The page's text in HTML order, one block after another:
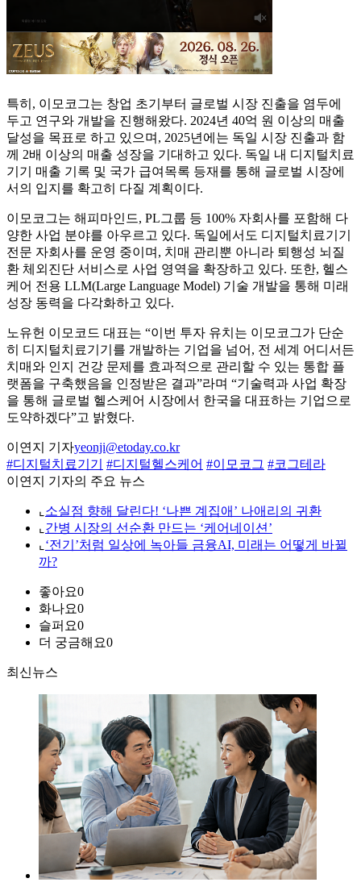
특히, 이모코그는 창업 초기부터 글로벌 시장 진출을 염두에
두고 연구와 개발을 진행해왔다. 2024년 40억 원 이상의 매출
달성을 목표로 하고 있으며, 2025년에는 독일 시장 진출과 함
께 2배 이상의 매출 성장을 기대하고 있다. 독일 내 디지털치료
기기 매출 기록 및 국가 급여목록 등재를 통해 글로벌 시장에
서의 입지를 확고히 다질 계획이다.
이모코그는 해피마인드, PL그룹 등 100% 자회사를 포함해 다
양한 사업 분야를 아우르고 있다. 독일에서도 디지털치료기기
전문 자회사를 운영 중이며, 치매 관리뿐 아니라 퇴행성 뇌질
환 체외진단 서비스로 사업 영역을 확장하고 있다. 또한, 헬스
케어 전용 LLM(Large Language Model) 기술 개발을 통해 미래
성장 동력을 다각화하고 있다.
노유헌 이모코드 대표는 “이번 투자 유치는 이모코그가 단순
히 디지털치료기기를 개발하는 기업을 넘어, 전 세계 어디서든
치매와 인지 건강 문제를 효과적으로 관리할 수 있는 통합 플
랫폼을 구축했음을 인정받은 결과”라며 “기술력과 사업 확장
을 통해 글로벌 헬스케어 시장에서 한국을 대표하는 기업으로
도약하겠다”고 밝혔다.
이연지 기자yeonji@etoday.co.kr
#디지털치료기기
#디지털헬스케어 #이모코그 #코그테라
이연지 기자의 주요 뉴스
⌞ 소실점 향해 달린다! ‘나쁜 계집애’ 나애리의 귀환
⌞ 간병 시장의 선순환 만드는 ‘케어네이션’
⌞ ‘전기’처럼 일상에 녹아들 금융AI, 미래는 어떻게 바뀔
까?
좋아요0
화나요0
슬퍼요0
더 궁금해요0
최신뉴스